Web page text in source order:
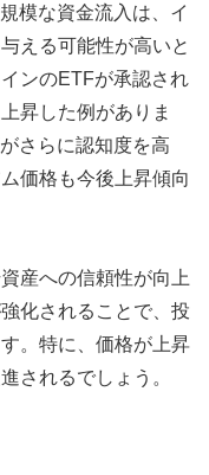
模な資金流入は、イ
える可能性が高いと
ンのETFが承認され
昇した例がありま
さらに認知度を高
価格も今後上昇傾向
産への信頼性が向上
化されることで、投
。特に、価格が上昇
されるでしょう。